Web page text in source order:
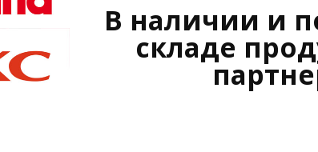
В наличии и
складе